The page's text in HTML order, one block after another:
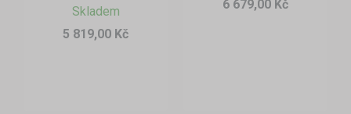
Skladem
5 819,00 Kč
6 679,00 Kč